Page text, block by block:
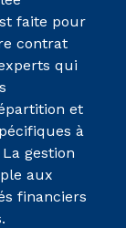
faite pour
contrat
qui
et
à
gestion
aux
financiers